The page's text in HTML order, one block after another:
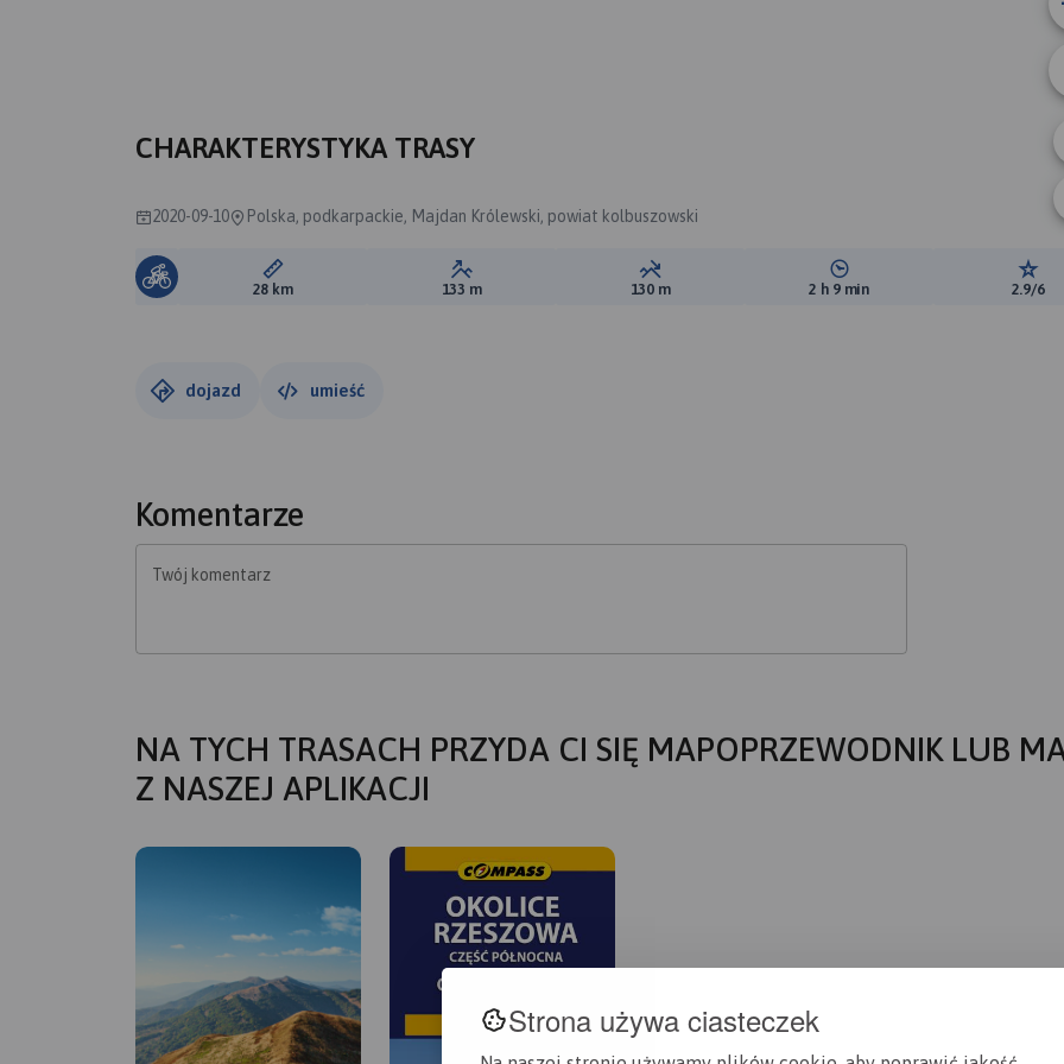
Strona używa ciasteczek
CHARAKTERYSTYKA TRASY
2020-09-10 Polska, podkarpackie, Majdan Królewski, powiat kolbuszowski
Długość trasy:
28 km Suma przewyższeń:
133 m Suma spadków:
130 m Średni czas potrzebny na
2 h 9 min 2.9/6
dojazd umieść
Komentarze
Twój komentarz
NA TYCH TRASACH PRZYDA CI SIĘ MAPOPRZEWODNIK LUB
Z NASZEJ APLIKACJI